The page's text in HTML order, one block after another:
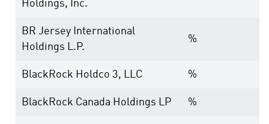
Holdings, Inc.
BR Jersey International
Holdings L.P.
%
BlackRock Holdco 3, LLC %
BlackRock Canada Holdings LP %